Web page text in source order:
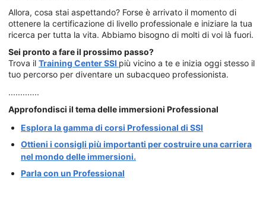
Allora, cosa stai aspettando? Forse è arrivato il momento di
ottenere la certificazione di livello professionale e iniziare la tua
ricerca per tutta la vita. Abbiamo bisogno di molti di voi là fuori.
Sei pronto a fare il prossimo passo?
Trova il Training Center SSI più vicino a te e inizia oggi stesso il
tuo percorso per diventare un subacqueo professionista.
.............
Approfondisci il tema delle immersioni Professional
Esplora la gamma di corsi Professional di SSI
Ottieni i consigli più importanti per costruire una carriera
nel mondo delle immersioni.
Parla con un Professional